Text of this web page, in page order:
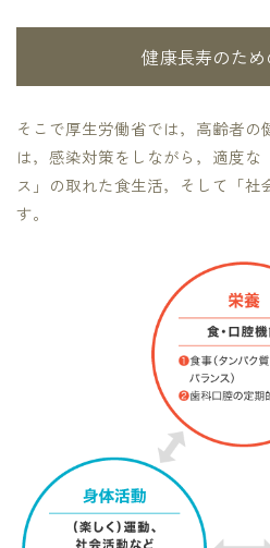
健康長寿のた
そこで厚生労働省では，高齢者の
は，感染対策をしながら，適度な
ス」の取れた食生活，そして「社
す。